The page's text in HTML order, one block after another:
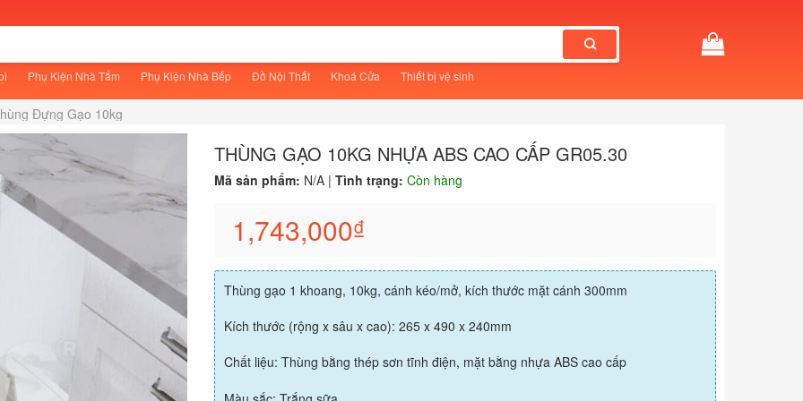
Phụ Kiện Nhà Tắm Phụ Kiện Nhà Bếp Đồ Nội Thất Khoá Cửa Thiết bị vệ sinh
Đựng Gạo 10kg
THÙNG GẠO 10KG NHỰA ABS CAO CẤP GR05.30
Mã sản phẩm: N/A | Tình trạng: Còn hàng
1,743,000₫
Thùng gạo 1 khoang, 10kg, cánh kéo/mở, kích thước mặt cánh 300mm
Kích thước (rộng x sâu x cao): 265 x 490 x 240mm
Chất liệu: Thùng bằng thép sơn tĩnh điện, mặt bằng nhựa ABS cao cấp